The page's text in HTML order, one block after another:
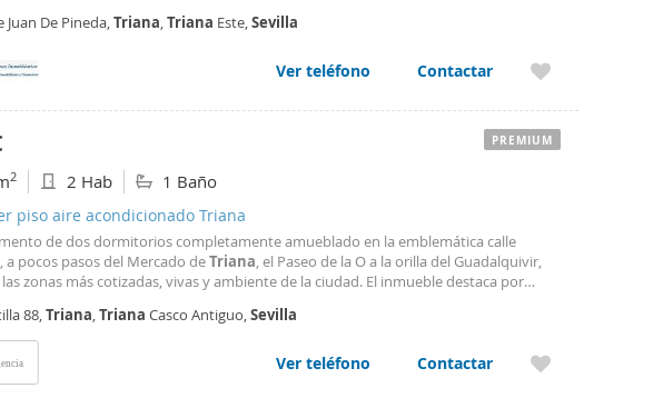
a restaurantes, tiendas y excelente transporte público
Juan De Pineda,Triana,Triana Este,Sevilla
Ver teléfono Contactar
2 2 Hab 1 Baño
piso aire acondicionado Triana
de dos dormitorios completamente amueblado en la emblemática calle
a pocos pasos del Mercado deTriana, el Paseo de la O a la orilla del Guadalquivir,
zonas más cotizadas, vivas y ambiente de la ciudad. El inmueble destaca por
Dispone de salón comedor amplio
88,Triana,Triana Casco Antiguo,Sevilla
Ver teléfono Contactar
PREMIUM